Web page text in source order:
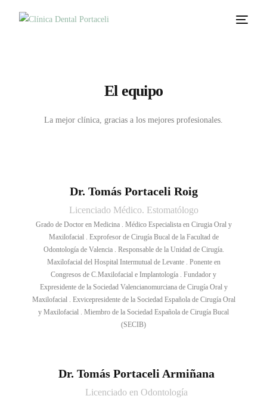
El equipo
La mejor clínica, gracias a los mejores profesionales.
Dr. Tomás Portaceli Roig
Licenciado Médico. Estomatólogo
Grado de Doctor en Medicina . Médico Especialista en Cirugia Oral y
Maxilofacial . Exprofesor de Cirugía Bucal de la Facultad de
Odontología de Valencia . Responsable de la Unidad de Cirugía.
Maxilofacial del Hospital Intermutual de Levante . Ponente en
Congresos de C.Maxilofacial e Implantología . Fundador y
Expresidente de la Sociedad Valencianomurciana de Cirugía Oral y
Maxilofacial . Exvicepresidente de la Sociedad Española de Cirugía Oral
y Maxilofacial . Miembro de la Sociedad Española de Cirugía Bucal
(SECIB)
Dr. Tomás Portaceli Armiñana
Licenciado en Odontología